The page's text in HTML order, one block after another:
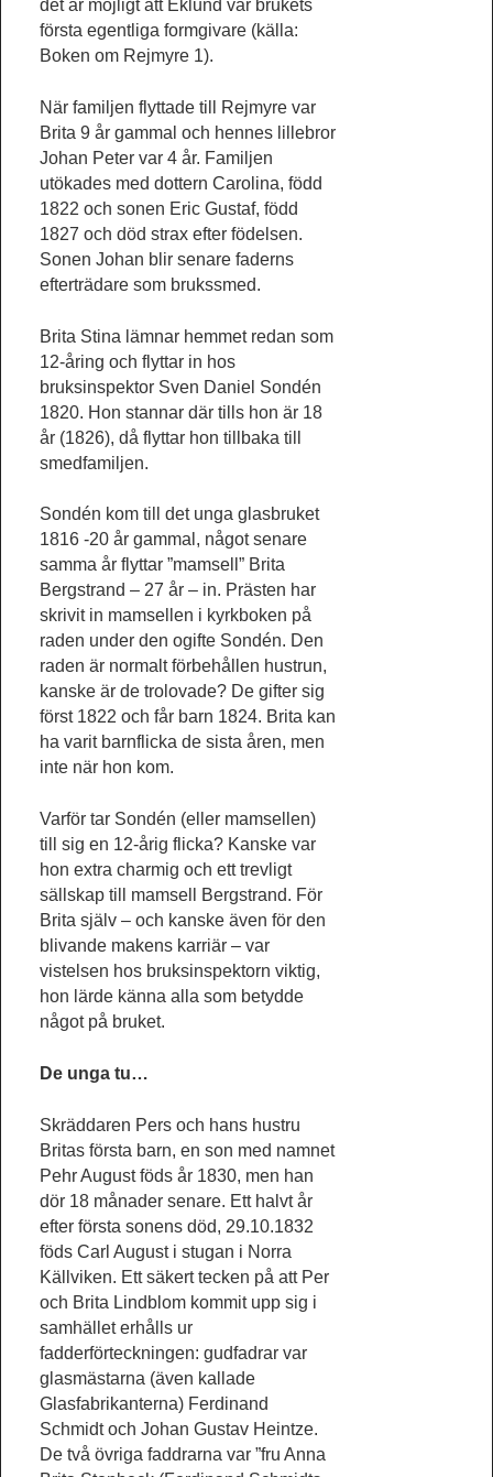
det är möjligt att Eklund var brukets
första egentliga formgivare (källa:
Boken om Rejmyre 1).
När familjen flyttade till Rejmyre var
Brita 9 år gammal och hennes lillebror
Johan Peter var 4 år. Familjen
utökades med dottern Carolina, född
1822 och sonen Eric Gustaf, född
1827 och död strax efter födelsen.
Sonen Johan blir senare faderns
efterträdare som brukssmed.
Brita Stina lämnar hemmet redan som
12-åring och flyttar in hos
bruksinspektor Sven Daniel Sondén
1820. Hon stannar där tills hon är 18
år (1826), då flyttar hon tillbaka till
smedfamiljen.
Sondén kom till det unga glasbruket
1816 -20 år gammal, något senare
samma år flyttar ”mamsell” Brita
Bergstrand – 27 år – in. Prästen har
skrivit in mamsellen i kyrkboken på
raden under den ogifte Sondén. Den
raden är normalt förbehållen hustrun,
kanske är de trolovade? De gifter sig
först 1822 och får barn 1824. Brita kan
ha varit barnflicka de sista åren, men
inte när hon kom.
Varför tar Sondén (eller mamsellen)
till sig en 12-årig flicka? Kanske var
hon extra charmig och ett trevligt
sällskap till mamsell Bergstrand. För
Brita själv – och kanske även för den
blivande makens karriär – var
vistelsen hos bruksinspektorn viktig,
hon lärde känna alla som betydde
något på bruket.
De unga tu…
Skräddaren Pers och hans hustru
Britas första barn, en son med namnet
Pehr August föds år 1830, men han
dör 18 månader senare. Ett halvt år
efter första sonens död, 29.10.1832
föds Carl August i stugan i Norra
Källviken. Ett säkert tecken på att Per
och Brita Lindblom kommit upp sig i
samhället erhålls ur
fadderförteckningen: gudfadrar var
glasmästarna (även kallade
Glasfabrikanterna) Ferdinand
Schmidt och Johan Gustav Heintze.
De två övriga faddrarna var ”fru Anna